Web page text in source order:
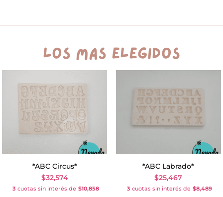
los más elegidos
*ABC Circus*
$32,574
3 cuotas sin interés de $10,858
*ABC Labrado*
$25,467
3 cuotas sin interés de $8,489